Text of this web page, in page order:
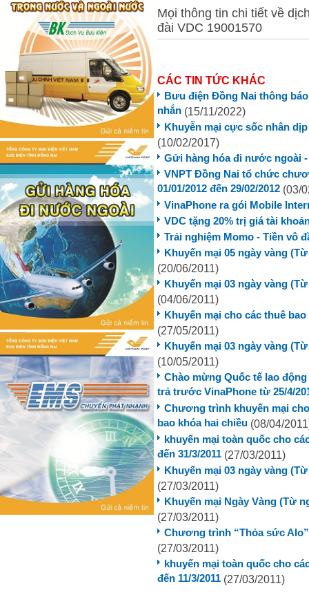
Mọi thông tin chi tiết về
đài VDC 19001570
CÁC TIN TỨC KHÁC
Bưu điện Đồng Nai thông
nhắn (15/11/2022)
Khuyễn mại cực sốc nhân
(10/02/2017)
Gửi hàng hóa đi nước ngoài
VNPT Đồng Nai tổ chức
01/01/2012 đến 29/02/2012 (03/
VinaPhone ra gói Mobile
VDC tặng 20% trị giá tài
Trải nghiệm Momo - Tiền vô
Khuyến mại 05 ngày vàng
(20/06/2011)
Khuyến mại 03 ngày vàng
(04/06/2011)
Khuyến mại cho các thuê
(27/05/2011)
Khuyến mại 03 ngày vàng
(10/05/2011)
Chào mừng Quốc tế lao
trả trước VinaPhone từ 25/4/
Chương trình khuyến mại
bao khóa hai chiều (08/04/
khuyến mại toàn quốc cho
đến 31/3/2011 (27/03/2011)
Khuyến mại 03 ngày vàng
(27/03/2011)
Khuyến mại Ngày Vàng (Từ
(27/03/2011)
Chương trình “Thỏa sức
(27/03/2011)
khuyến mại toàn quốc cho
đến 11/3/2011 (27/03/2011)